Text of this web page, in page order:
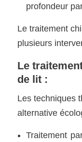
profondeur
Le traitement
plusieurs
Le
de lit :
Les techniques
alternative
Traitement